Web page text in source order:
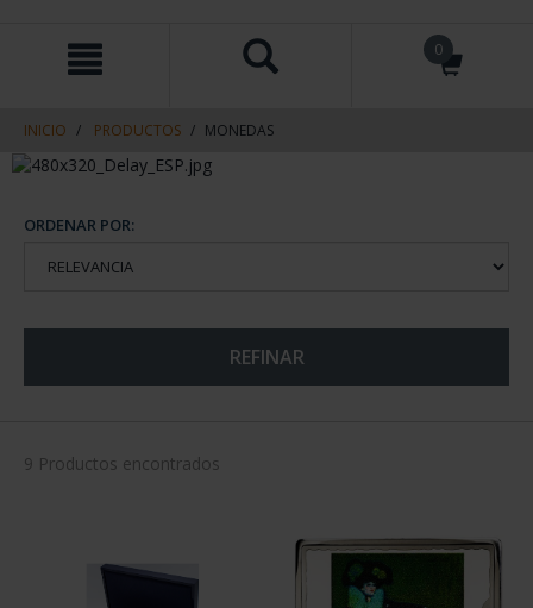
contenido
navegacin
0
INICIO PRODUCTOS MONEDAS
ORDENAR POR:
REFINAR
9 Productos encontrados